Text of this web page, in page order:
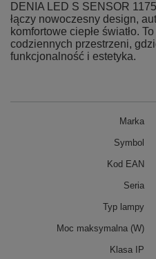
DENIA LED S SENSOR
łączy nowoczesny design,
komfortowe ciepłe światło.
codziennych przestrzeni,
funkcjonalność i estetyka.
Marka
Symbol
Kod EAN
Seria
Typ lampy
Moc maksymalna (W)
Klasa IP